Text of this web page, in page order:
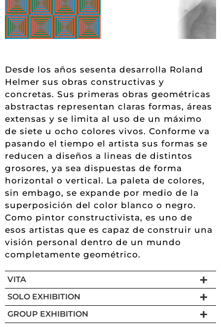
Desde los años sesenta desarrolla Roland
Helmer sus obras constructivas y
concretas. Sus primeras obras geométricas
abstractas representan claras formas, áreas
extensas y se limita al uso de un máximo
de siete u ocho colores vivos. Conforme va
pasando el tiempo el artista sus formas se
reducen a diseños a lineas de distintos
grosores, ya sea dispuestas de forma
horizontal o vertical. La paleta de colores,
sin embago, se expande por medio de la
superposición del color blanco o negro.
Como pintor constructivista, es uno de
esos artistas que es capaz de construir una
visión personal dentro de un mundo
completamente geométrico.
VITA
SOLO EXHIBITION
GROUP EXHIBITION